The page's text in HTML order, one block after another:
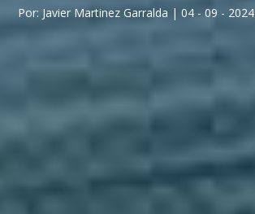
Por: Javier Martinez Garralda | 04 - 09 - 2024